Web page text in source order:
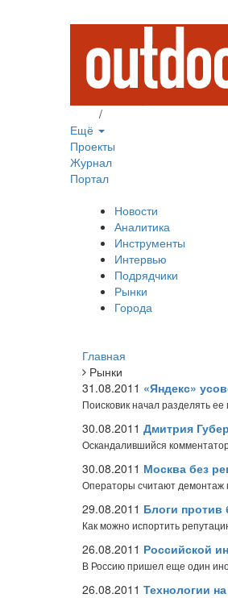
/
Ещё
Проекты
Журнал
Портал
Новости
Аналитика
Инструменты
Интервью
Подрядчики
Рынки
Города
Главная
Рынки
31.08.2011 «Яндекс»
Поисковик начал разделять ее
30.08.2011 Дмитрия
Оскандалившийся
30.08.2011 Москва без
Операторы считают демонтаж
29.08.2011 Блоги против
Как можно испортить
26.08.2011 Российской
В Россию пришел еще один
26.08.2011 Технологии